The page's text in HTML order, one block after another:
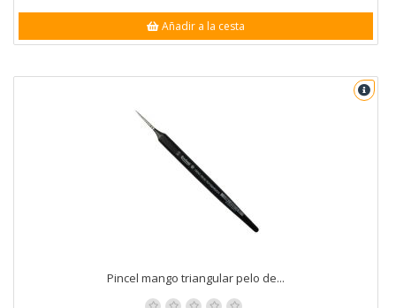
Añadir a la cesta
Pincel mango triangular pelo de...